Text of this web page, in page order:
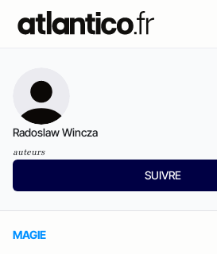
Radoslaw Wincza
auteurs
SUIVRE
MAGIE